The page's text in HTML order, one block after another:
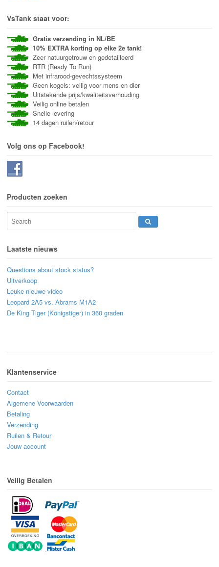
VsTank staat voor:
Gratis verzending in NL/BE
10% EXTRA korting op elke 2e tank!
Zeer natuurgetrouw en gedetailleerd
RTR (Ready To Run)
Met infrarood-gevechtssysteem
Geen kogels: veilig voor mens en dier
Uitstekende prijs/kwaliteitsverhouding
Veilig online betalen
Snelle levering
14 dagen ruilen/retour
Volg ons op Facebook!
Producten zoeken
Laatste nieuws
Questions about stock status?
Uitverkoop
Leuke nieuwe video
Leopard 2A5 vs. Abrams M1A2
De King Tiger (Königstiger) in 360 graden
Klantenservice
Contact
Algemene Voorwaarden
Betaling
Verzending
Ruilen & Retour
Jouw account
Veilig Betalen